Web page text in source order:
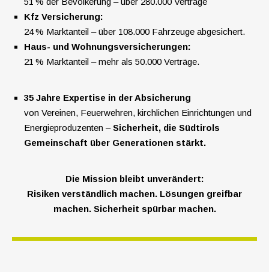
Kfz Versicherung:
24 % Marktanteil – über 108.000 Fahrzeuge abgesichert.
Haus- und Wohnungsversicherungen:
21 % Marktanteil – mehr als 50.000 Verträge.
35 Jahre Expertise in der Absicherung
von Vereinen, Feuerwehren, kirchlichen Einrichtungen und
Energieproduzenten –Sicherheit, die Südtirols
Gemeinschaft über Generationen stärkt.
Die Mission bleibt unverändert:
Risiken verständlich machen. Lösungen greifbar
machen. Sicherheit spürbar machen.